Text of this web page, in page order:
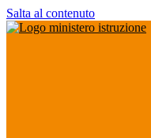
Salta al contenuto